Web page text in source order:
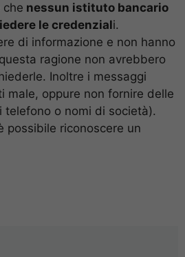
che nessun istituto bancario
le credenziali.
di informazione e non hanno
ragione non avrebbero
Inoltre i messaggi
male, oppure non fornire delle
telefono o nomi di società).
possibile riconoscere un